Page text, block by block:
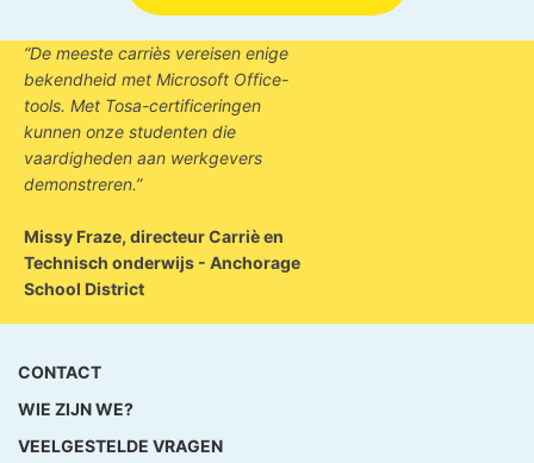
“De meeste carriès vereisen enige
bekendheid met Microsoft Office-
tools. Met Tosa-certificeringen
kunnen onze studenten die
vaardigheden aan werkgevers
demonstreren.”
Missy Fraze, directeur Carriè en
Technisch onderwijs - Anchorage
School District
CONTACT
WIE ZIJN WE?
VEELGESTELDE VRAGEN